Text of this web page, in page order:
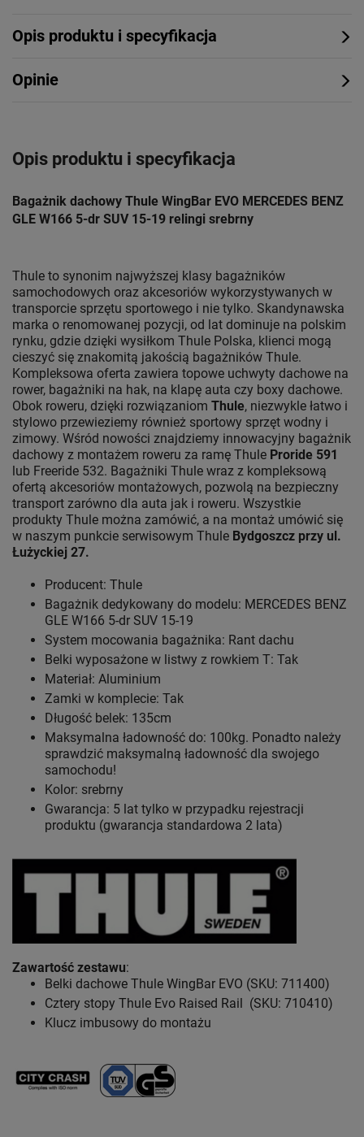
Opis produktu i specyfikacja
Opinie
Opis produktu i specyfikacja
Bagażnik dachowy Thule WingBar EVO MERCEDES BENZ
GLE W166 5-dr SUV 15-19 relingi srebrny
Thule to synonim najwyższej klasy bagażników
samochodowych oraz akcesoriów wykorzystywanych w
transporcie sprzętu sportowego i nie tylko. Skandynawska
marka o renomowanej pozycji, od lat dominuje na polskim
rynku, gdzie dzięki wysiłkom Thule Polska, klienci mogą
cieszyć się znakomitą jakością bagażników Thule.
Kompleksowa oferta zawiera topowe uchwyty dachowe na
rower, bagażniki na hak, na klapę auta czy boxy dachowe.
Obok roweru, dzięki rozwiązaniom Thule, niezwykle łatwo i
stylowo przewieziemy również sportowy sprzęt wodny i
zimowy. Wśród nowości znajdziemy innowacyjny bagażnik
dachowy z montażem roweru za ramę Thule Proride 591
lub Freeride 532. Bagażniki Thule wraz z kompleksową
ofertą akcesoriów montażowych, pozwolą na bezpieczny
transport zarówno dla auta jak i roweru. Wszystkie
produkty Thule można zamówić, a na montaż umówić się
w naszym punkcie serwisowym Thule Bydgoszcz przy ul.
Łużyckiej 27.
Producent: Thule
Bagażnik dedykowany do modelu: MERCEDES BENZ
GLE W166 5-dr SUV 15-19
System mocowania bagażnika: Rant dachu
Belki wyposażone w listwy z rowkiem T: Tak
Materiał: Aluminium
Zamki w komplecie: Tak
Długość belek: 135cm
Maksymalna ładowność do: 100kg. Ponadto należy
sprawdzić maksymalną ładowność dla swojego
samochodu!
Kolor: srebrny
Gwarancja: 5 lat tylko w przypadku rejestracji
produktu (gwarancja standardowa 2 lata)
Zawartość zestawu:
Belki dachowe Thule WingBar EVO (SKU: 711400)
Cztery stopy Thule Evo Raised Rail (SKU: 710410)
Klucz imbusowy do montażu